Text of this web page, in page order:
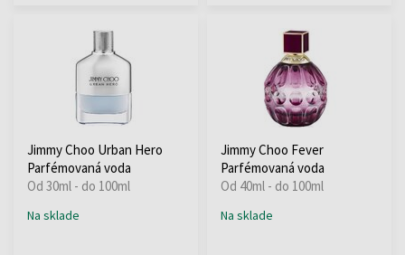
Jimmy Choo Urban Hero
Parfémovaná voda
Od 30ml - do 100ml
Na sklade
Jimmy Choo Fever
Parfémovaná voda
Od 40ml - do 100ml
Na sklade